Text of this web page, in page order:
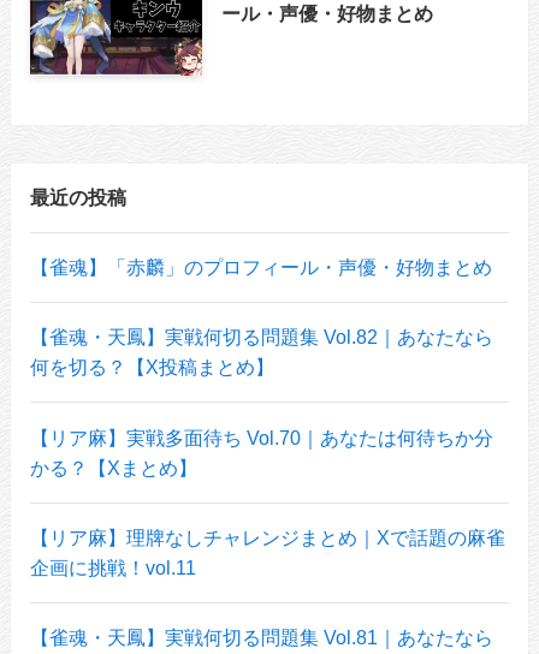
ール・声優・好物まとめ
最近の投稿
【雀魂】「赤麟」のプロフィール・声優・好物まとめ
【雀魂・天鳳】実戦何切る問題集 Vol.82｜あなたなら
何を切る？【X投稿まとめ】
【リア麻】実戦多面待ち Vol.70｜あなたは何待ちか分
かる？【Xまとめ】
【リア麻】理牌なしチャレンジまとめ｜Xで話題の麻雀
企画に挑戦！vol.11
【雀魂・天鳳】実戦何切る問題集 Vol.81｜あなたなら